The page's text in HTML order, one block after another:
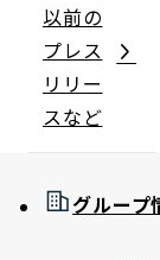
以前の
プレス
リリー
スなど
グループ